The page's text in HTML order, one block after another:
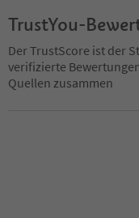
TrustYou-
Der TrustScore ist der
verifizierte
Quellen zusammen